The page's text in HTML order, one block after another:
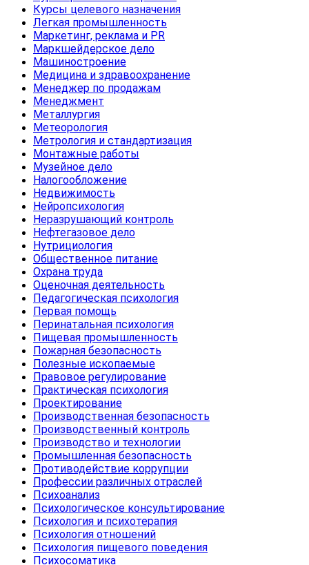
Курсы целевого назначения
Легкая промышленность
Маркетинг, реклама и PR
Маркшейдерское дело
Машиностроение
Медицина и здравоохранение
Менеджер по продажам
Менеджмент
Металлургия
Метеорология
Метрология и стандартизация
Монтажные работы
Музейное дело
Налогообложение
Недвижимость
Нейропсихология
Неразрушающий контроль
Нефтегазовое дело
Нутрициология
Общественное питание
Охрана труда
Оценочная деятельность
Педагогическая психология
Первая помощь
Перинатальная психология
Пищевая промышленность
Пожарная безопасность
Полезные ископаемые
Правовое регулирование
Практическая психология
Проектирование
Производственная безопасность
Производственный контроль
Производство и технологии
Промышленная безопасность
Противодействие коррупции
Профессии различных отраслей
Психоанализ
Психологическое консультирование
Психология и психотерапия
Психология отношений
Психология пищевого поведения
Психосоматика